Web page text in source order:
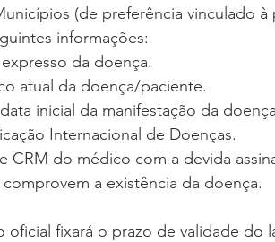
(de preferência vinculado
informações:
da doença.
atual da doença/paciente.
inicial da manifestação da
Internacional de Doenças.
CRM do médico com a devida
a existência da doença.
oficial fixará o prazo de validade do